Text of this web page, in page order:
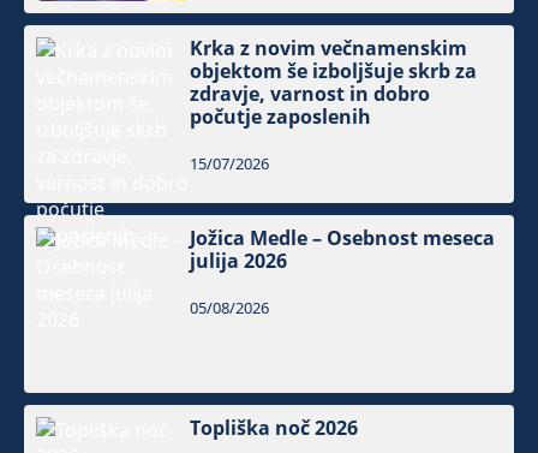
Krka z novim večnamenskim
objektom še izboljšuje skrb za
zdravje, varnost in dobro
počutje zaposlenih
15/07/2026
Jožica Medle – Osebnost meseca
julija 2026
05/08/2026
Topliška noč 2026